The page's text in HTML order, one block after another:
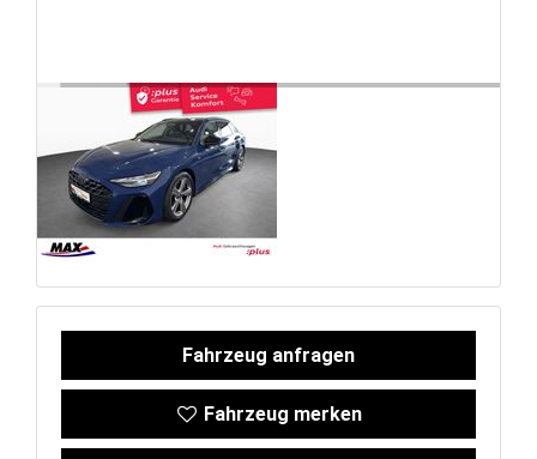
M.A.X. Sale
E-Mobilität
Service
Unfall- und
Lackservice
Großkunden
Fahrzeug anfragen
Fahrzeug merken